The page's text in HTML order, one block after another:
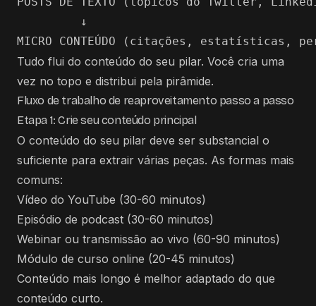
         ↓
Tudo flui do conteúdo do seu pilar. Você cria uma
vez no topo e distribui pela pirâmide.
Fluxo de trabalho de reaproveitamento passo a passo
Etapa 1: Crie seu conteúdo principal
O conteúdo do seu pilar deve ser substancial o
suficiente para extrair várias peças. As formas mais
comuns:
Vídeo do YouTube (30-60 minutos)
Episódio de podcast (30-60 minutos)
Webinar ou transmissão ao vivo (60-90 minutos)
Módulo de curso online (20-45 minutos)
Conteúdo mais longo é melhor adaptado do que
conteúdo curto.